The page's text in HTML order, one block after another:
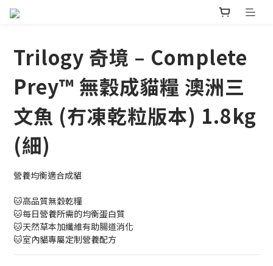
Trilogy 奇境 – Complete
Prey™ 無穀成貓糧 澳洲三
文魚 (冇凍乾粒版本) 1.8kg
(細)
營養均衡適合成貓
🐱高品質無穀乾糧
🐱每日營養所需的均衡蛋白質
🐱天然草本加纖維有助腸道消化
🐱室內貓專屬定制營養配方